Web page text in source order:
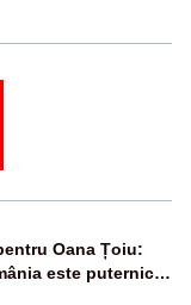
Oana Țoiu:
este puternic